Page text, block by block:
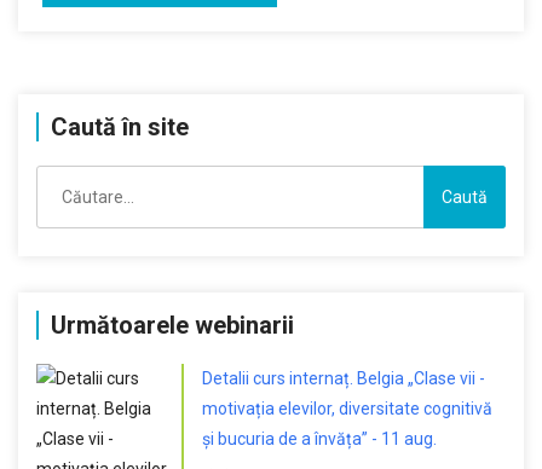
Caută în site
după:
Următoarele webinarii
Detalii curs internaț. Belgia „Clase vii -
motivația elevilor, diversitate cognitivă
și bucuria de a învăța” - 11 aug.